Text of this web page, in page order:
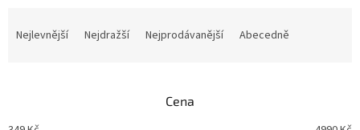
p
Nejlevnější Nejdražší Nejprodávanější Abecedně
Cena